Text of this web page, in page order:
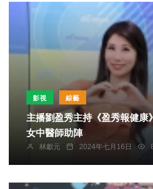
影視 綜藝
主播劉盈秀主持《盈秀報健康
女中醫師助陣
林獻元 2024年七月16日